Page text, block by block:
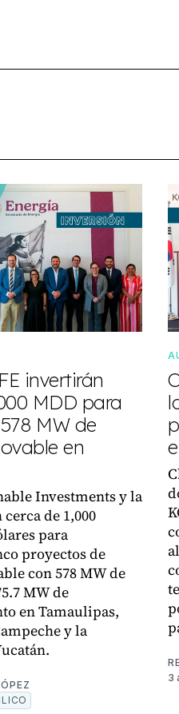
invertirán
MDD para
MW de
en
Investments y la
de 1,000
para
proyectos de
con 578 MW de
MW de
en Tamaulipas,
y la
3